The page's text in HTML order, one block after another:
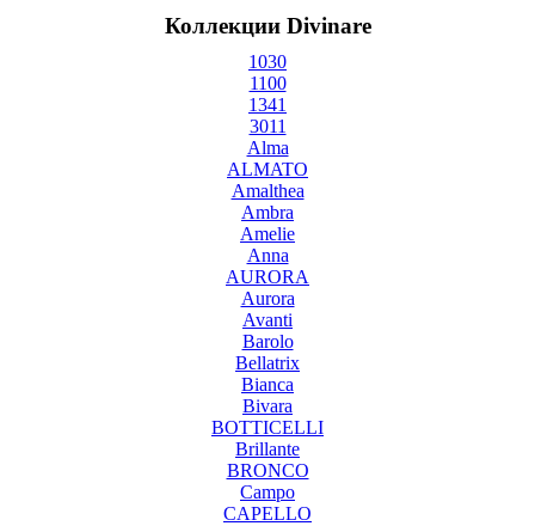
Коллекции Divinare
1030
1100
1341
3011
Alma
ALMATO
Amalthea
Ambra
Amelie
Anna
AURORA
Aurora
Avanti
Barolo
Bellatrix
Bianca
Bivara
BOTTICELLI
Brillante
BRONCO
Campo
CAPELLO